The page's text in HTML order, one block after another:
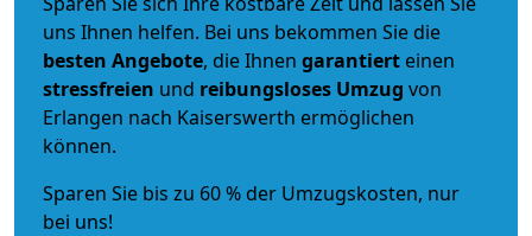
uns Ihnen helfen. Bei uns bekommen Sie die
besten Angebote, die Ihnen garantiert einen
stressfreien und reibungsloses Umzug von
Erlangen nach Kaiserswerth ermöglichen
können.
Sparen Sie bis zu 60 % der Umzugskosten, nur
bei uns!